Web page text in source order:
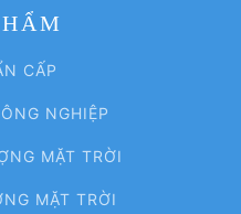
CẤP
NGHIỆP
MẶT TRỜI
MẶT TRỜI